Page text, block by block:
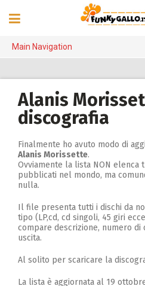
content
Main Navigation
Alanis Morissette
Counting Crows
Elisa
Madonna
Michael Jackson
Negrita
Alanis
discografia
Finalmente ho avuto modo di
Alanis Morissette.
Ovviamente la lista NON elenca
pubblicati nel mondo, ma
nulla.
Il file presenta tutti i dischi da
tipo (LP,cd, cd singoli, 45 giri
compare descrizione, numero di
uscita.
Al solito per scaricare la
La lista è aggiornata al 19